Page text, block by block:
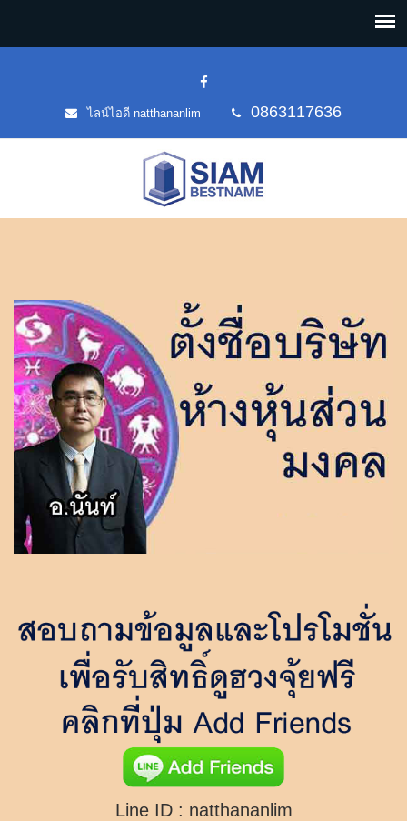
ไลน์ไอดี natthananlim 0863117636
Line ID : natthananlim